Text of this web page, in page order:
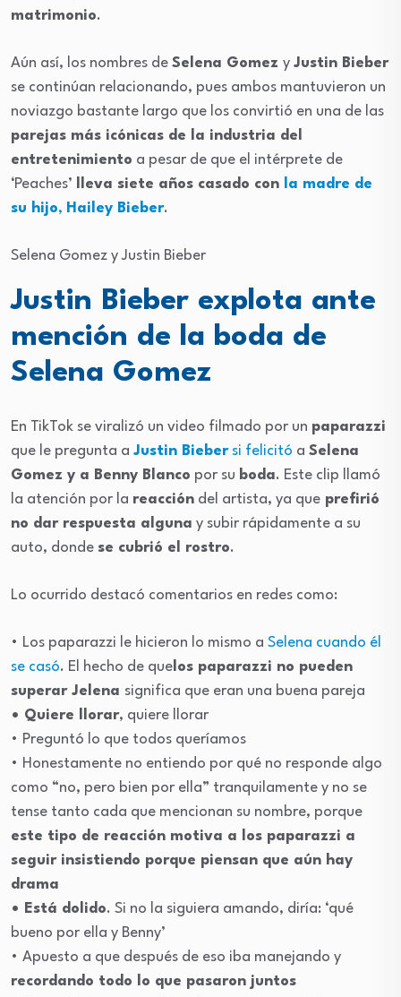
matrimonio.
Aún así, los nombres de Selena Gomez y Justin Bieber
se continúan relacionando, pues ambos mantuvieron un
noviazgo bastante largo que los convirtió en una de las
parejas más icónicas de la industria del
entretenimiento a pesar de que el intérprete de
‘Peaches’
lleva siete años casado con
la madre de
su hijo, Hailey Bieber.
Selena Gomez y Justin Bieber
Justin Bieber explota ante
mención de la boda de
Selena Gomez
En TikTok se viralizó un video filmado por un paparazzi
que le pregunta a Justin Biebersi felicitó a Selena
Gomez y a Benny Blanco por su boda. Este clip llamó
la atención por la reacción del artista, ya que prefirió
no dar respuesta alguna y subir rápidamente a su
auto, donde se cubrió el rostro.
Lo ocurrido destacó comentarios en redes como:
• Los paparazzi le hicieron lo mismo a Selena cuando él
se casó. El hecho de que los paparazzi no pueden
superar Jelena significa que eran una buena pareja
• Quiere llorar, quiere llorar
• Preguntó lo que todos queríamos
• Honestamente no entiendo por qué no responde algo
como “no, pero bien por ella” tranquilamente y no se
tense tanto cada que mencionan su nombre, porque
este tipo de reacción motiva a los paparazzi a
seguir insistiendo porque piensan que aún hay
drama
• Está dolido. Si no la siguiera amando, diría: ‘qué
bueno por ella y Benny’
• Apuesto a que después de eso iba manejando y
recordando todo lo que pasaron juntos